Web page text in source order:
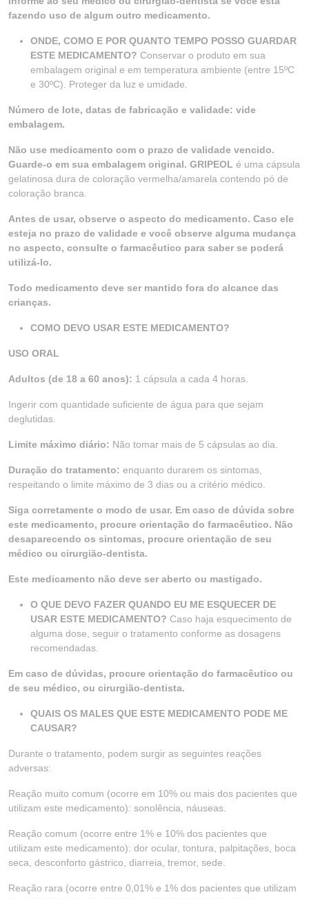
fazendo uso de algum outro medicamento.
ONDE, COMO E POR QUANTO TEMPO POSSO GUARDAR
ESTE MEDICAMENTO? Conservar o produto em sua
embalagem original e em temperatura ambiente (entre 15ºC
e 30ºC). Proteger da luz e umidade.
Número de lote, datas de fabricação e validade: vide
embalagem.
Não use medicamento com o prazo de validade vencido.
Guarde-o em sua embalagem original. GRIPEOL é uma cápsula
gelatinosa dura de coloração vermelha/amarela contendo pó de
coloração branca.
Antes de usar, observe o aspecto do medicamento. Caso ele
esteja no prazo de validade e você observe alguma mudança
no aspecto, consulte o farmacêutico para saber se poderá
utilizá-lo.
Todo medicamento deve ser mantido fora do alcance das
crianças.
COMO DEVO USAR ESTE MEDICAMENTO?
USO ORAL
Adultos (de 18 a 60 anos): 1 cápsula a cada 4 horas.
Ingerir com quantidade suficiente de água para que sejam
deglutidas.
Limite máximo diário: Não tomar mais de 5 cápsulas ao dia.
Duração do tratamento: enquanto durarem os sintomas,
respeitando o limite máximo de 3 dias ou a critério médico.
Siga corretamente o modo de usar. Em caso de dúvida sobre
este medicamento, procure orientação do farmacêutico. Não
desaparecendo os sintomas, procure orientação de seu
médico ou cirurgião-dentista.
Este medicamento não deve ser aberto ou mastigado.
O QUE DEVO FAZER QUANDO EU ME ESQUECER DE
USAR ESTE MEDICAMENTO? Caso haja esquecimento de
alguma dose, seguir o tratamento conforme as dosagens
recomendadas.
Em caso de dúvidas, procure orientação do farmacêutico ou
de seu médico, ou cirurgião-dentista.
QUAIS OS MALES QUE ESTE MEDICAMENTO PODE ME
CAUSAR?
Durante o tratamento, podem surgir as seguintes reações
adversas:
Reação muito comum (ocorre em 10% ou mais dos pacientes que
utilizam este medicamento): sonolência, náuseas.
Reação comum (ocorre entre 1% e 10% dos pacientes que
utilizam este medicamento): dor ocular, tontura, palpitações, boca
seca, desconforto gástrico, diarreia, tremor, sede.
Reação rara (ocorre entre 0,01% e 1% dos pacientes que utilizam